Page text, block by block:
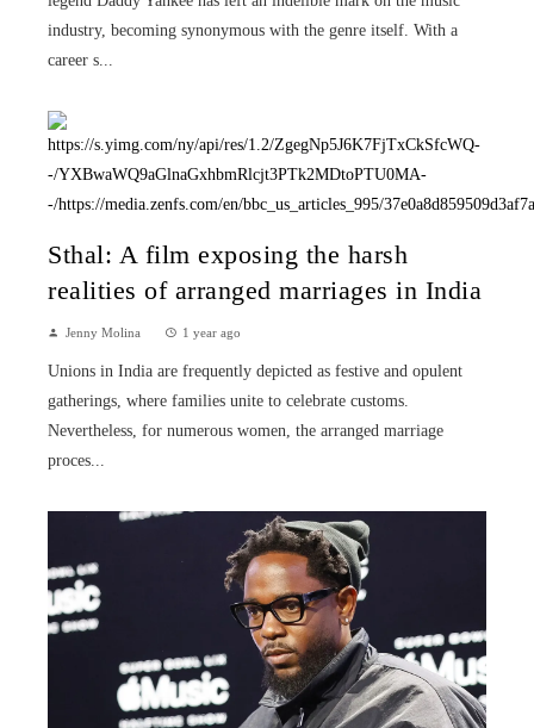
industry, becoming synonymous with the genre itself. With a
career s...
Sthal: A film exposing the harsh
realities of arranged marriages in India
Jenny Molina 1 year ago
Unions in India are frequently depicted as festive and opulent
gatherings, where families unite to celebrate customs.
Nevertheless, for numerous women, the arranged marriage
proces...